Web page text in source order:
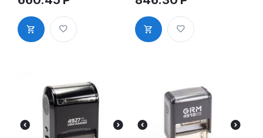
для штампа,
50х30мм,
корпус
синий
для штампа,
82х25мм,
корпус
чёрный